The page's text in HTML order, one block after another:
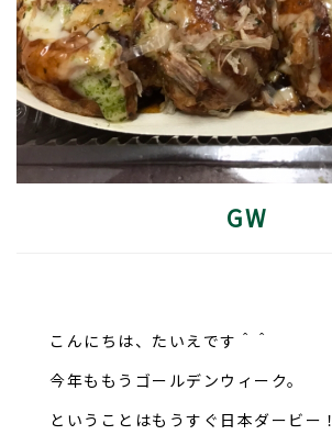
GW
こんにちは、たいえです＾＾
今年ももうゴールデンウィーク。
ということはもうすぐ日本ダービー！